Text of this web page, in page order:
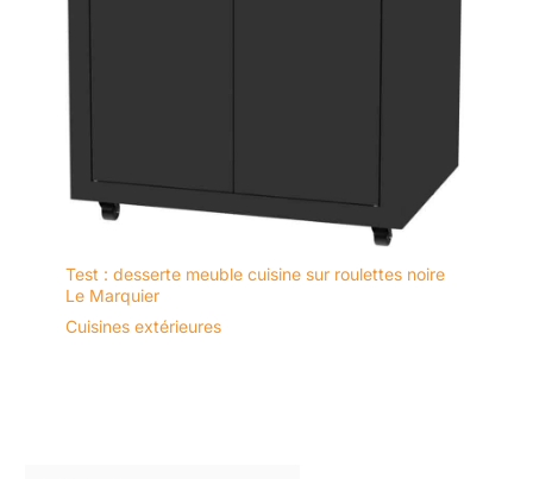
Test : desserte meuble cuisine sur roulettes noire
Le Marquier
Cuisines extérieures